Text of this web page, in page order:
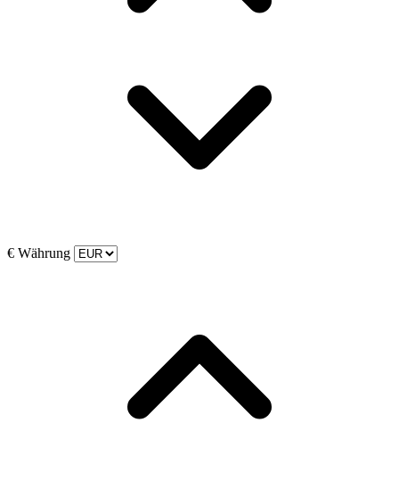
€ Währung